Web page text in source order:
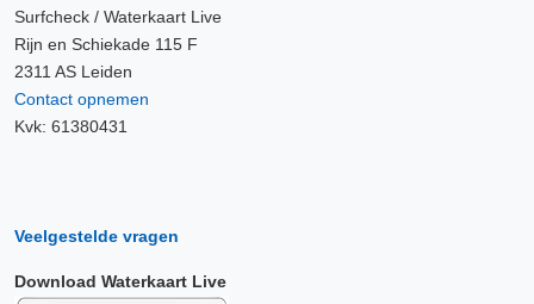
Surfcheck / Waterkaart Live
Rijn en Schiekade 115 F
2311 AS Leiden
Contact opnemen
Kvk: 61380431
Veelgestelde vragen
Download Waterkaart Live